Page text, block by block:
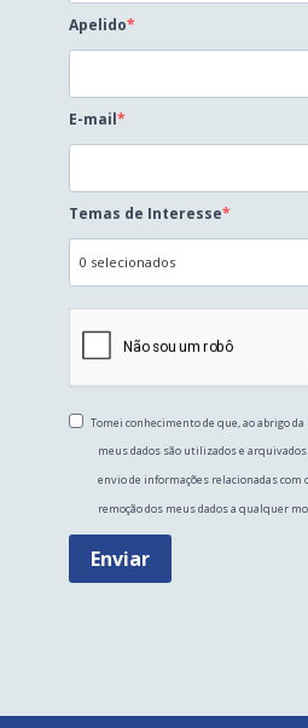
Apelido
E-mail
Temas de Interesse
0 selecionados
Tomei conhecimento de que, ao abrigo da
meus dados são utilizados e
envio de informações relacionadas com
remoção dos meus dados a qualquer
Enviar